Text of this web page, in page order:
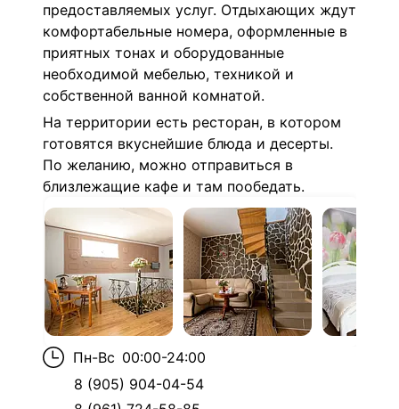
предоставляемых услуг. Отдыхающих ждут
комфортабельные номера, оформленные в
приятных тонах и оборудованные
необходимой мебелью, техникой и
собственной ванной комнатой.
На территории есть ресторан, в котором
готовятся вкуснейшие блюда и десерты.
По желанию, можно отправиться в
близлежащие кафе и там пообедать.
Пн-Вс 00:00-24:00
8 (905) 904-04-54